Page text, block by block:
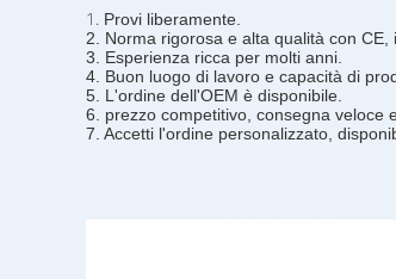
1. Provi liberamente.
2. Norma rigorosa e alta qualità con CE,
3. Esperienza ricca per molti anni.
4. Buon luogo di lavoro e capacità di
5. L'ordine dell'OEM è disponibile.
6. prezzo competitivo, consegna veloce
7. Accetti l'ordine personalizzato,